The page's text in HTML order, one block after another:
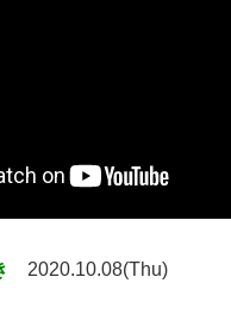
2020.10.08(Thu)